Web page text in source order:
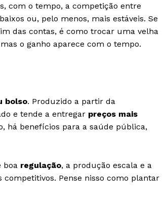
com o tempo, a competição entre
ou, pelo menos, mais estáveis. Se
das contas, é como trocar uma velha
o ganho aparece com o tempo.
bolso. Produzido a partir da
e tende a entregar preços mais
há benefícios para a saúde pública,
boa regulação, a produção escala e a
Pense nisso como plantar